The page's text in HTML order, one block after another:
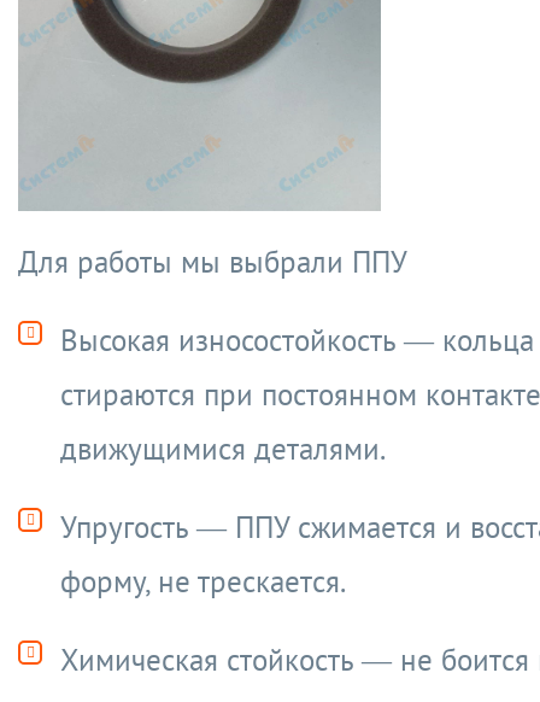
Для работы мы выбрали ППУ
Высокая износостойкость —
стираются при постоянном
движущимися деталями.
Упругость — ППУ сжимается и
форму, не трескается.
Химическая стойкость — не боится